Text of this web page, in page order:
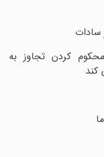
کردن تجاوز به